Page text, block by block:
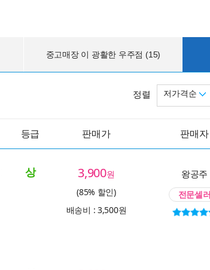
중고매장 이 광활한 우주점 (15)
정렬 저가격순
등급 판매가 판매자
상 3,900원
(85% 할인)
배송비 : 3,500원
왕공주
전문셀러